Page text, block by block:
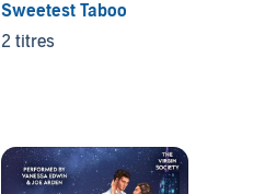
Sweetest Taboo
2 titres